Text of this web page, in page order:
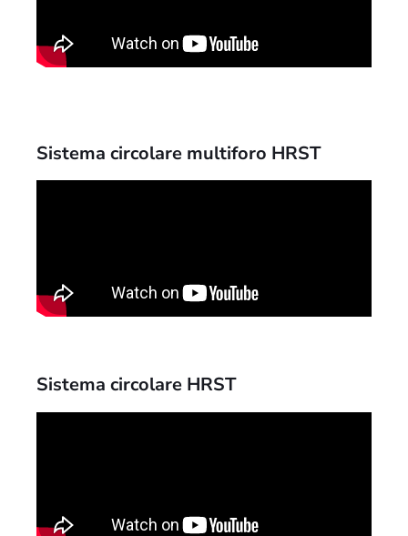
Sistema circolare multiforo HRST
Sistema circolare HRST